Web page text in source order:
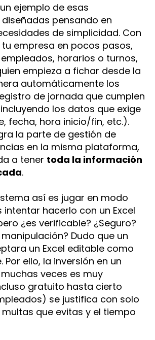
ejemplo de esas
pensando en
de simplicidad. Con
empresa en pocos pasos,
horarios o turnos,
empieza a fichar desde la
automáticamente los
de jornada que cumplen
los datos que exige
fecha, hora inicio/fin, etc.).
la parte de gestión de
en la misma plataforma,
a tener toda la información
.
así es jugar en modo
hacerlo con un Excel
¿es verificable? ¿Seguro?
Dudo que un
un Excel editable como
Por ello, la inversión en un
veces es muy
gratuito hasta cierto
se justifica con solo
que evitas y el tiempo